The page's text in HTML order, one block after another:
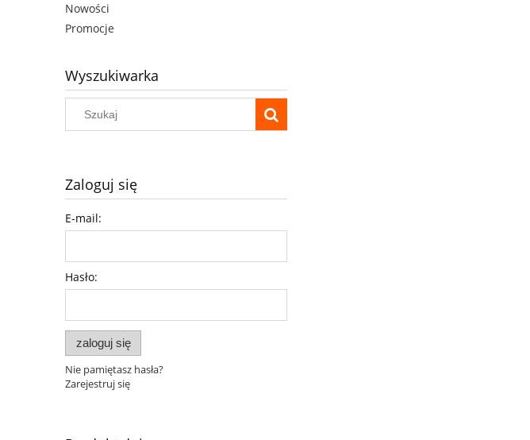
Nowości
Promocje
Wyszukiwarka
Zaloguj się
E-mail:
Hasło:
zaloguj się
Nie pamiętasz hasła?
Zarejestruj się